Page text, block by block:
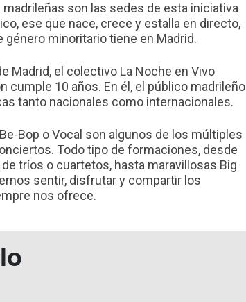
son las sedes de esta iniciativa
ese que nace, crece y estalla en directo,
minoritario tiene en Madrid.
Madrid, el colectivo La Noche en Vivo
cumple 10 años. En él, el público madrileño
tanto nacionales como internacionales.
Bop o Vocal son algunos de los múltiples
Todo tipo de formaciones, desde
tríos o cuartetos, hasta maravillosas Big
sentir, disfrutar y compartir los
nos ofrece.